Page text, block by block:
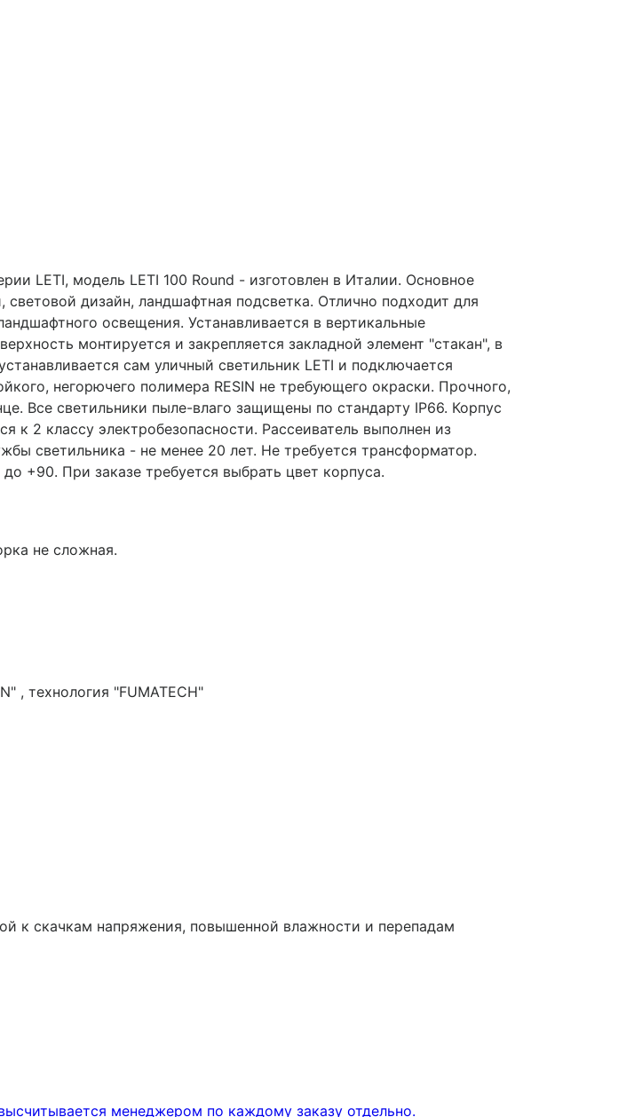
LETI, модель LETI 100 Round - изготовлен в Италии. Основное
дизайн, ландшафтная подсветка. Отлично подходит для
освещения. Устанавливается в вертикальные
монтируется и закрепляется закладной элемент "стакан", в
сам уличный светильник LETI и подключается
негорючего полимера RESIN не требующего окраски. Прочного,
Все светильники пыле-влаго защищены по стандарту IP66. Корпус
к 2 классу электробезопасности. Рассеиватель выполнен из
светильника - не менее 20 лет. Не требуется трансформатор.
+90. При заказе требуется выбрать цвет корпуса.
не сложная.
, технология "FUMATECH"
к скачкам напряжения, повышенной влажности и перепадам
менеджером по каждому заказу отдельно.